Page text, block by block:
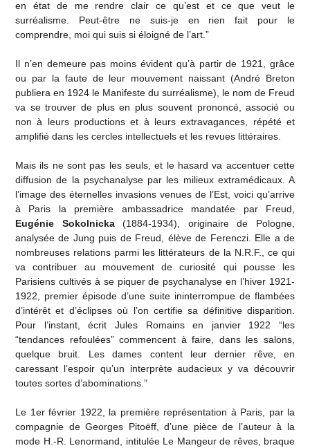
en état de me rendre clair ce qu’est et ce que veut le
surréalisme. Peut-être ne suis-je en rien fait pour le
comprendre, moi qui suis si éloigné de l’art.”
Il n’en demeure pas moins évident qu’à partir de 1921, grâce
ou par la faute de leur mouvement naissant (André Breton
publiera en 1924 le Manifeste du surréalisme), le nom de Freud
va se trouver de plus en plus souvent prononcé, associé ou
non à leurs productions et à leurs extravagances, répété et
amplifié dans les cercles intellectuels et les revues littéraires.
Mais ils ne sont pas les seuls, et le hasard va accentuer cette
diffusion de la psychanalyse par les milieux extramédicaux. A
l’image des éternelles invasions venues de l’Est, voici qu’arrive
à Paris la première ambassadrice mandatée par Freud,
Eugénie Sokolnicka(1884-1934), originaire de Pologne,
analysée de Jung puis de Freud, élève de Ferenczi. Elle a de
nombreuses relations parmi les littérateurs de la N.R.F., ce qui
va contribuer au mouvement de curiosité qui pousse les
Parisiens cultivés à se piquer de psychanalyse en l’hiver 1921-
1922, premier épisode d’une suite ininterrompue de flambées
d’intérêt et d’éclipses où l’on certifie sa définitive disparition.
Pour l’instant, écrit Jules Romains en janvier 1922 “les
“tendances refoulées” commencent à faire, dans les salons,
quelque bruit. Les dames content leur dernier rêve, en
caressant l’espoir qu’un interprète audacieux y va découvrir
toutes sortes d’abominations.”
Le 1er février 1922, la première représentation à Paris, par la
compagnie de Georges Pitoëff, d’une pièce de l’auteur à la
mode H.-R. Lenormand, intitulée Le Mangeur de rêves, braque